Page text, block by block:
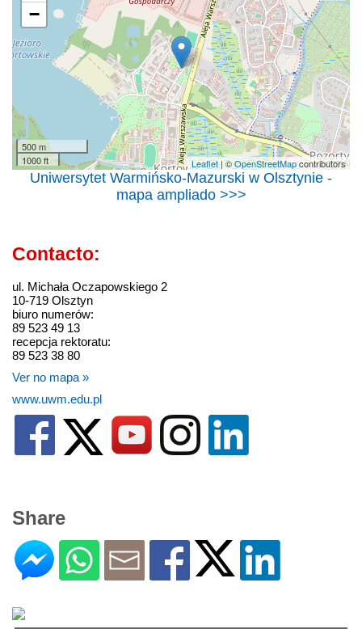
−
500 m
1000 ft
Leaflet| ©OpenStreetMapcontributors
Uniwersytet Warmińsko-Mazurski w Olsztynie -
mapa ampliado >>>
Contacto:
ul. Michała Oczapowskiego 2
10-719 Olsztyn
biuro numerów:
89 523 49 13
recepcja rektoratu:
89 523 38 80
Ver no mapa »
www.uwm.edu.pl
Share